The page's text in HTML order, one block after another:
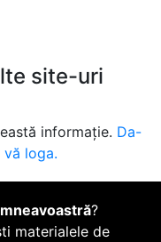
site-uri
informație. Da-
loga.
?
materialele de